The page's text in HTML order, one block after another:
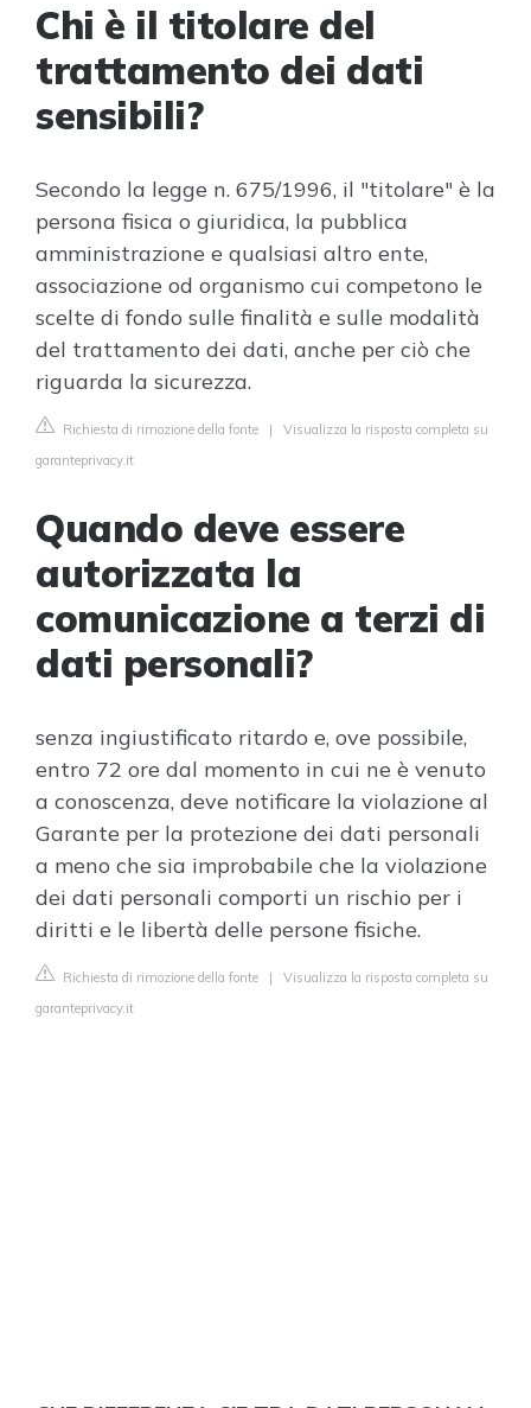
Chi è il titolare del
trattamento dei dati
sensibili?
Secondo la legge n. 675/1996, il "titolare" è la
persona fisica o giuridica, la pubblica
amministrazione e qualsiasi altro ente,
associazione od organismo cui competono le
scelte di fondo sulle finalità e sulle modalità
del trattamento dei dati, anche per ciò che
riguarda la sicurezza.
Richiesta di rimozione della fonte | Visualizza la risposta completa su
garanteprivacy.it
Quando deve essere
autorizzata la
comunicazione a terzi di
dati personali?
senza ingiustificato ritardo e, ove possibile,
entro 72 ore dal momento in cui ne è venuto
a conoscenza, deve notificare la violazione al
Garante per la protezione dei dati personali
a meno che sia improbabile che la violazione
dei dati personali comporti un rischio per i
diritti e le libertà delle persone fisiche.
Richiesta di rimozione della fonte | Visualizza la risposta completa su
garanteprivacy.it